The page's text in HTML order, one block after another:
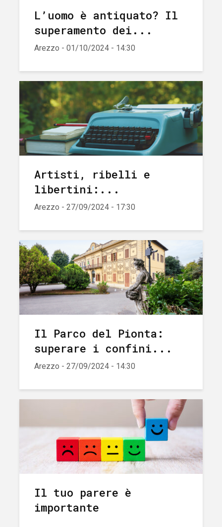
L’uomo è antiquato? Il
superamento dei...
Arezzo - 01/10/2024 - 14:30
Artisti, ribelli e
libertini:...
Arezzo - 27/09/2024 - 17:30
Il Parco del Pionta:
superare i confini...
Arezzo - 27/09/2024 - 14:30
Il tuo parere è
importante